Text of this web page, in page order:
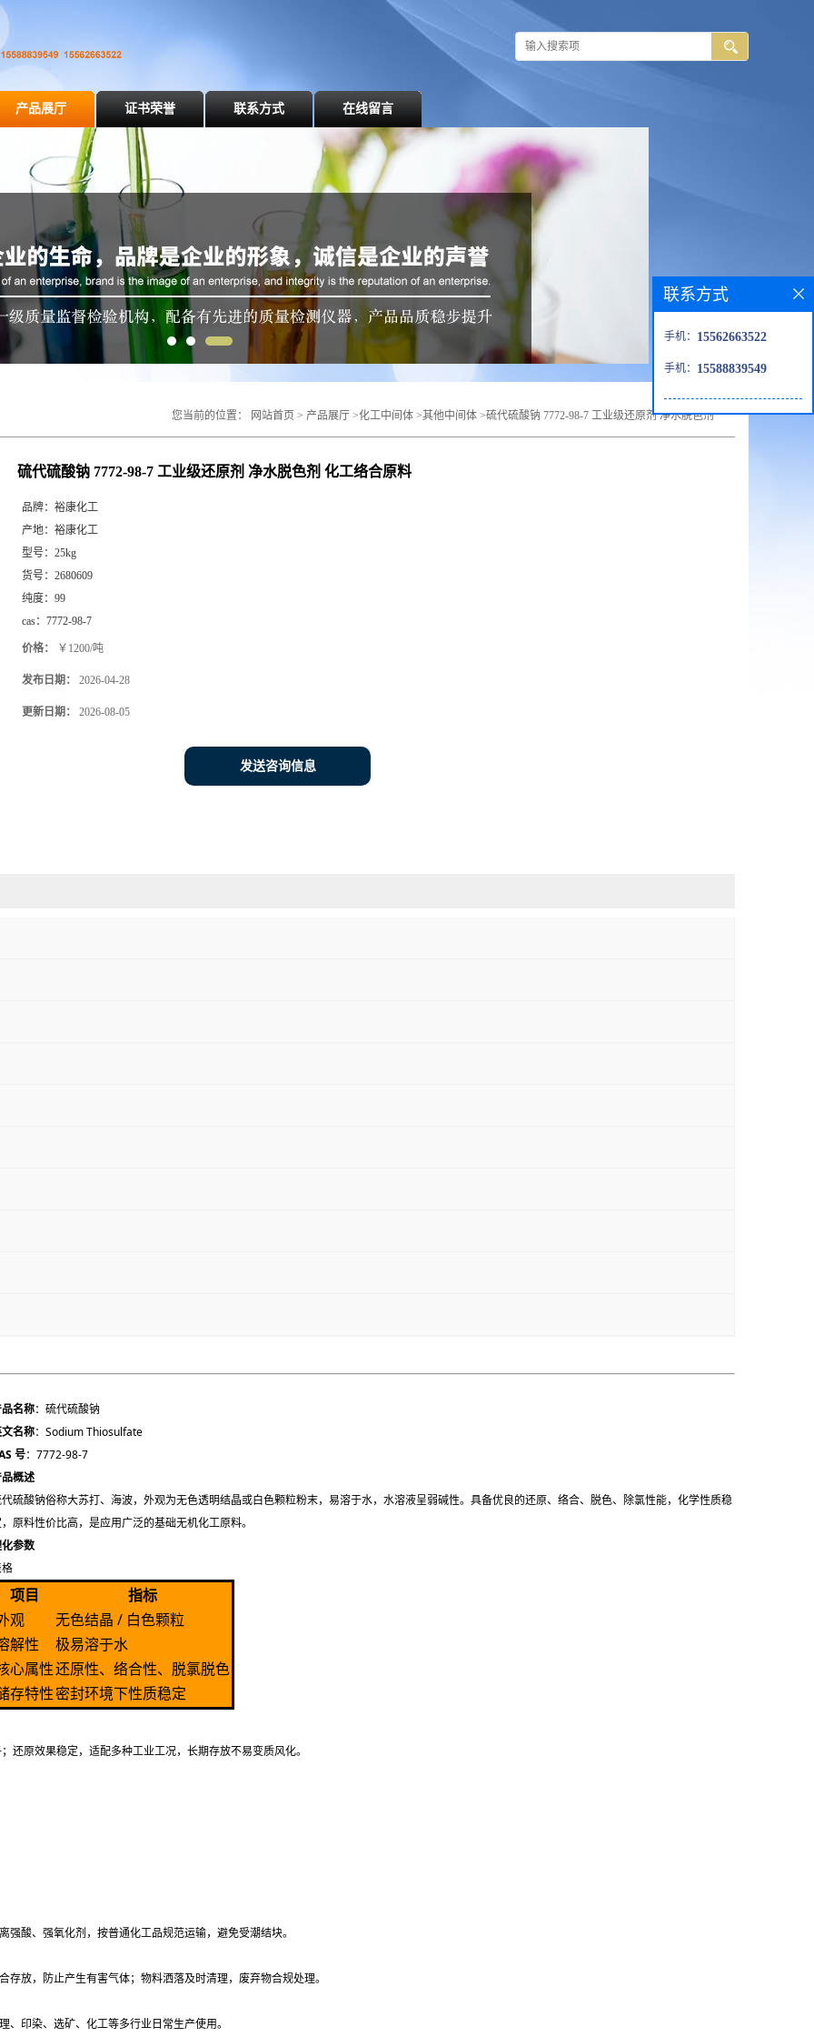
产品展厅 证书荣誉 联系方式 在线留言
您当前的位置： 网站首页 > 产品展厅 >化工中间体 >其他中间体 >硫代硫酸钠 7772-98-7 工业级还原剂 净水脱色剂
化工络合原料
硫代硫酸钠 7772-98-7 工业级还原剂 净水脱色剂 化工络合原料
品牌： 裕康化工
产地： 裕康化工
型号： 25kg
货号： 2680609
纯度： 99
cas： 7772-98-7
价格： ￥1200/吨
发布日期： 2026-04-28
更新日期： 2026-08-05
发送咨询信息
名称：硫代硫酸钠
名称：Sodium Thiosulfate
号：7772-98-7
概述
硫酸钠俗称大苏打、海波，外观为无色透明结晶或白色颗粒粉末，易溶于水，水溶液呈弱碱性。具备优良的还原、络合、脱色、除氯性能，化学性质稳
原料性价比高，是应用广泛的基础无机化工原料。
参数
项目
指标
观
无色结晶 / 白色颗粒
解性
极易溶于水
心属性还原性、络合性、脱氯脱色
存特性密封环境下性质稳定
原效果稳定，适配多种工业工况，长期存放不易变质风化。
酸、强氧化剂，按普通化工品规范运输，避免受潮结块。
放，防止产生有害气体；物料洒落及时清理，废弃物合规处理。
印染、选矿、化工等多行业日常生产使用。
联系方式
手机： 15562663522
手机： 15588839549